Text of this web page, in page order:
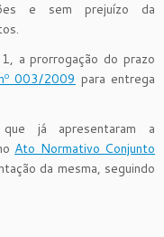
e sem prejuízo da
a prorrogação do prazo
003/2009 para entrega
já apresentaram a
Ato Normativo Conjunto
da mesma, seguindo